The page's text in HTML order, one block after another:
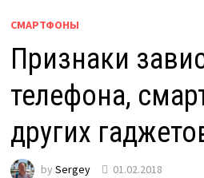
СМАРТФОНЫ
Признаки
телефона,
других
by Sergey 01.02.2018